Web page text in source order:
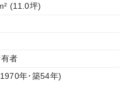
(11.0坪)
者
年･築54年)